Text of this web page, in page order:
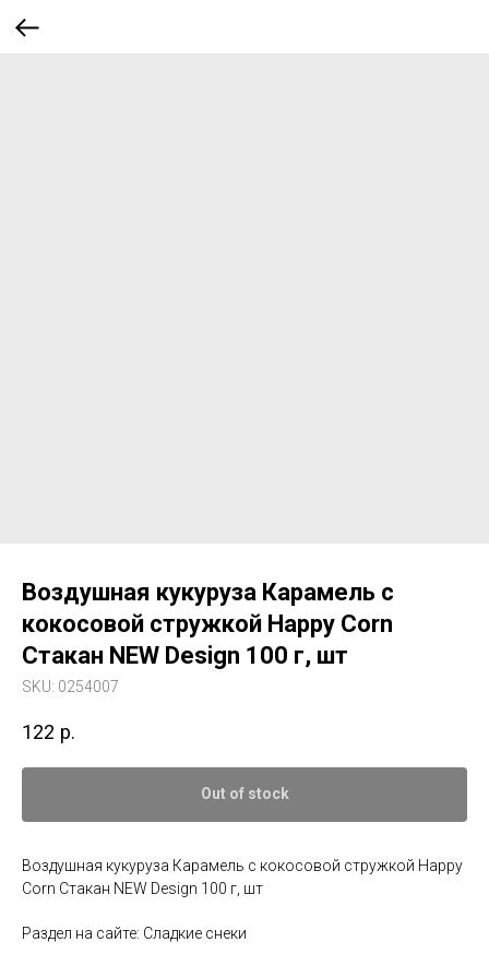
Воздушная кукуруза Карамель с
кокосовой стружкой Happy Corn
Стакан NEW Design 100 г, шт
SKU: 0254007
122 р.
Out of stock
Воздушная кукуруза Карамель с кокосовой стружкой Happy
Corn Стакан NEW Design 100 г, шт
Раздел на сайте: Сладкие снеки